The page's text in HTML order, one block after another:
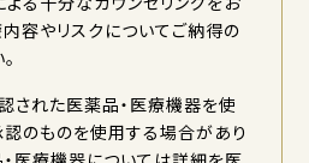
容やリスクについてご納得の
された医薬品・医療機器を使
認のものを使用する場合があり